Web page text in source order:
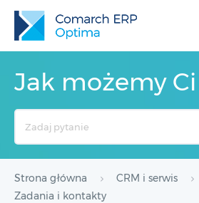
Jak możemy
Strona główna CRM i serwis
Zadania i kontakty